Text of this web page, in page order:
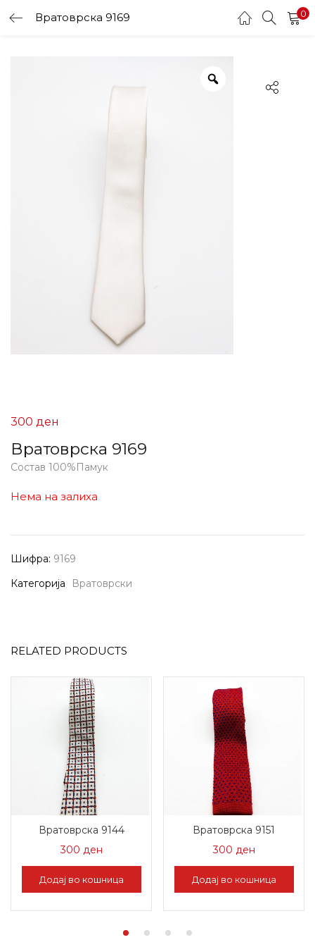
Вратоврска 9169 0
Вратоврска 9169
300 ден
Состав 100%Памук
Нема на залиха
Шифра: 9169
Категорија
Вратоврски
RELATED PRODUCTS
Вратоврска 9144
300 ден
Додај во кошница
Вратоврска 9151
300 ден
Додај во кошница
LOGIN
Enter your username and password to login.